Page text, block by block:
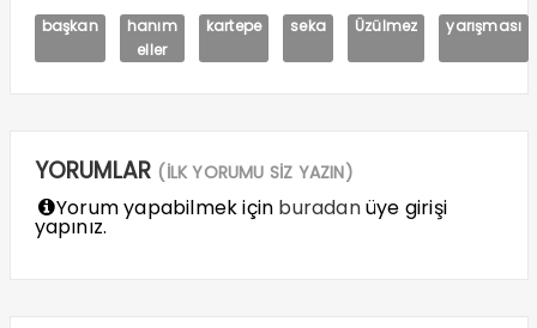
başkan
hanım
eller
kartepe seka Üzülmez yarışması
YORUMLAR (İLK YORUMU SİZ YAZIN)
Yorum yapabilmek için buradanüye girişi
yapınız.